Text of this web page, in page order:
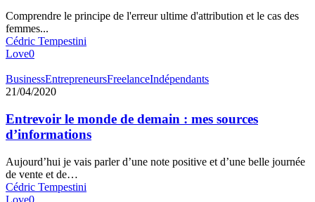
Comprendre le principe de l'erreur ultime d'attribution et le cas des
femmes...
Cédric Tempestini
Love0
BusinessEntrepreneursFreelanceIndépendants
21/04/2020
Entrevoir le monde de demain : mes sources
d’informations
Aujourd’hui je vais parler d’une note positive et d’une belle journée
de vente et de…
Cédric Tempestini
Love0